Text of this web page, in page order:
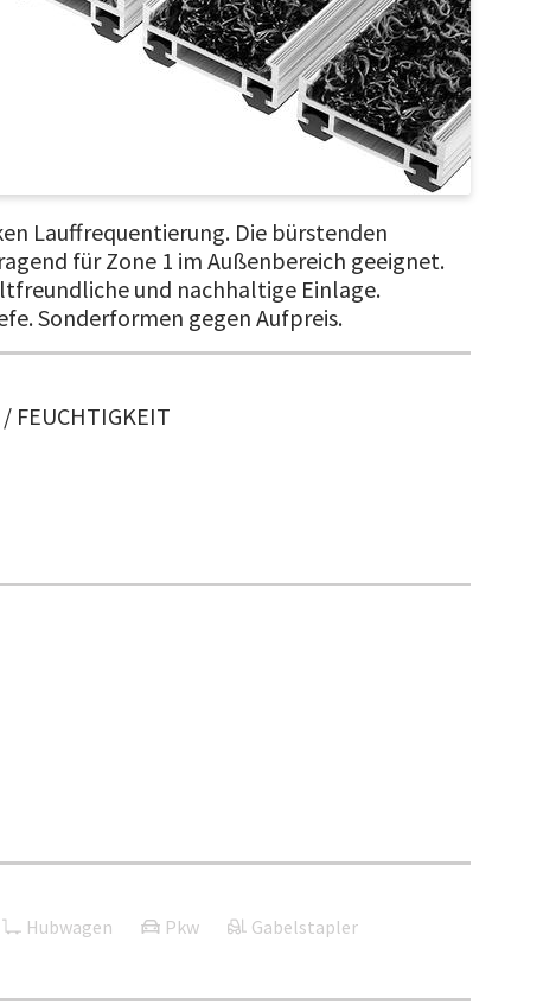
Lauffrequentierung. Die bürstenden
für Zone 1 im Außenbereich geeignet.
und nachhaltige Einlage.
Sonderformen gegen Aufpreis.
FEUCHTIGKEIT
Hubwagen Pkw Gabelstapler